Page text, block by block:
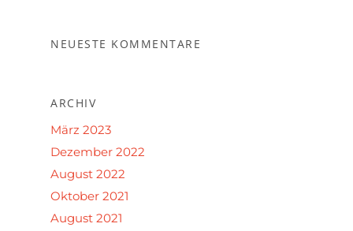
NEUESTE KOMMENTARE
ARCHIV
März 2023
Dezember 2022
August 2022
Oktober 2021
August 2021